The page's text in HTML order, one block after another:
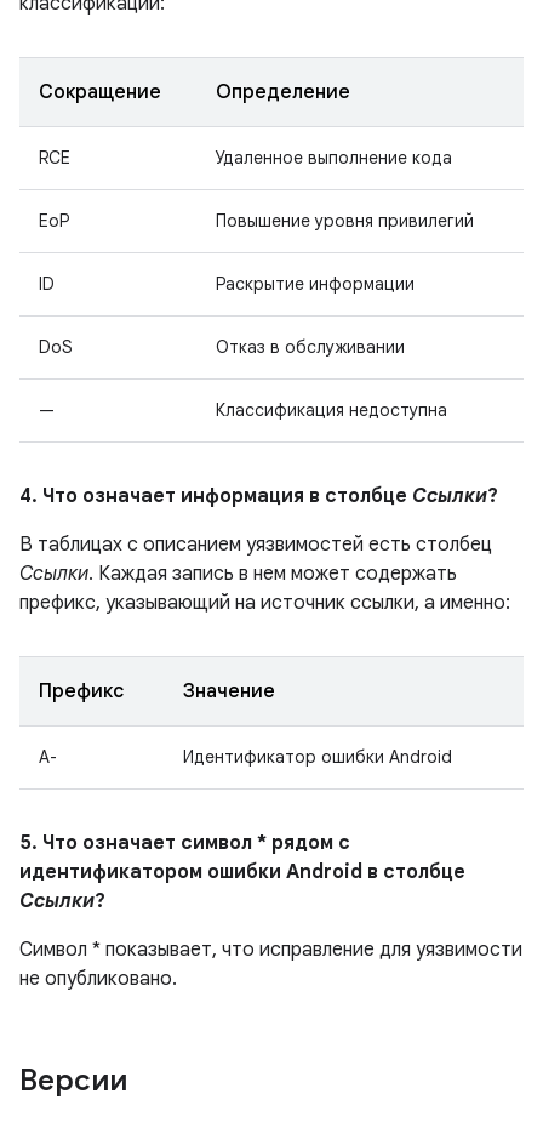
Сокращение Определение
RCE Удаленное выполнение кода
EoP Повышение уровня привилегий
ID Раскрытие информации
DoS Отказ в обслуживании
— Классификация недоступна
4. Что означает информация в столбце Ссылки?
В таблицах с описанием уязвимостей есть столбец
Ссылки. Каждая запись в нем может содержать
префикс, указывающий на источник ссылки, а именно:
Префикс Значение
A- Идентификатор ошибки Android
5. Что означает символ * рядом с
идентификатором ошибки Android в столбце
Ссылки?
Символ * показывает, что исправление для уязвимости
не опубликовано.
Версии